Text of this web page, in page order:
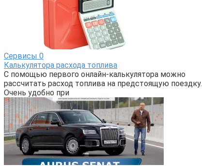
Сервисы 0
Калькулятора расхода топлива
С помощью первого онлайн-калькулятора можно
рассчитать расход топлива на предстоящую поездку.
Очень удобно при